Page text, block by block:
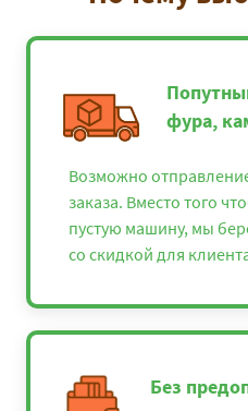
фура,
Возможно
заказа. Вместо того
пустую машину, мы
со скидкой для
Без